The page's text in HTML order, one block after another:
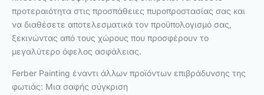
προτεραιότητα στις προσπάθειες πυροπροστασίας σας και
να διαθέσετε αποτελεσματικά τον προϋπολογισμό σας,
ξεκινώντας από τους χώρους που προσφέρουν το
μεγαλύτερο όφελος ασφάλειας.
Ferber Painting έναντι άλλων προϊόντων επιβράδυνσης της
φωτιάς: Μια σαφής σύγκριση